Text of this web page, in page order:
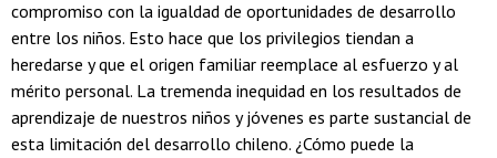
compromiso con la igualdad de oportunidades de desarrollo
entre los niños. Esto hace que los privilegios tiendan a
heredarse y que el origen familiar reemplace al esfuerzo y al
mérito personal. La tremenda inequidad en los resultados de
aprendizaje de nuestros niños y jóvenes es parte sustancial de
esta limitación del desarrollo chileno. ¿Cómo puede la